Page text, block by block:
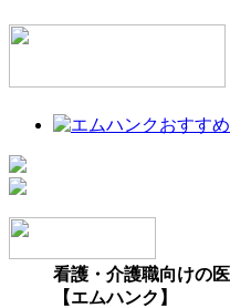
看護・介護職向けの
【エムハンク】